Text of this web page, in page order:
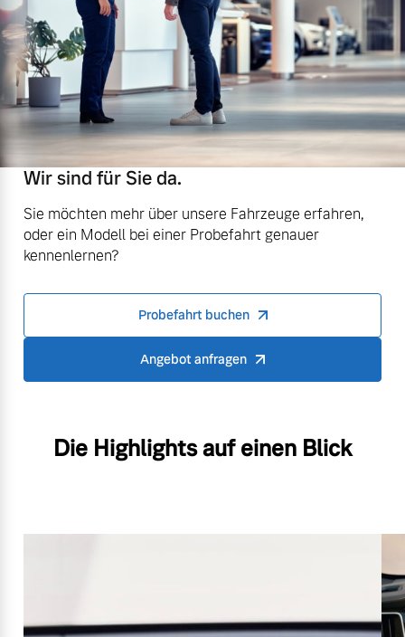
Wir sind für Sie da.
Sie möchten mehr über unsere Fahrzeuge erfahren,
oder ein Modell bei einer Probefahrt genauer
kennenlernen?
Probefahrt buchen
Angebot anfragen
Die Highlights auf einen Blick